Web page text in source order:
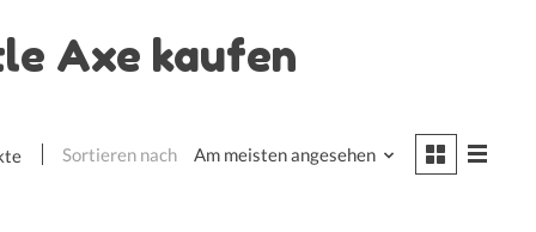
Axe kaufen
Sortieren nach Am meisten angesehen